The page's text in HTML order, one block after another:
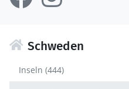
Schweden
Inseln (444)